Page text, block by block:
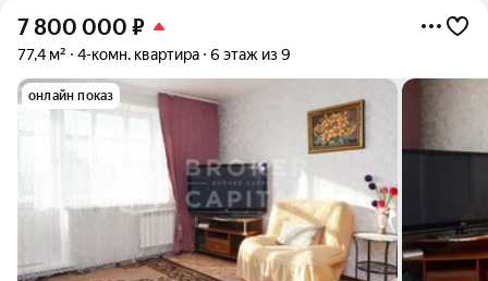
7 800 000 ₽
77,4 м² 4-комн. квартира 6 этаж из 9
онлайн показ